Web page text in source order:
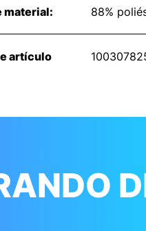
material: 88%
artículo